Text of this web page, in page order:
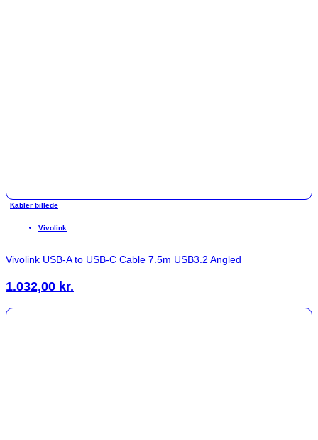
Kabler billede
Vivolink
Vivolink USB-A to USB-C Cable 7.5m USB3.2 Angled
1.032,00 kr.